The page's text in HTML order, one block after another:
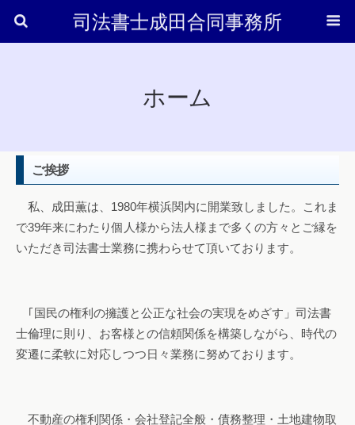
司法書士成田合同事務所
ホーム
ご挨拶
私、成田薫は、1980年横浜関内に開業致しました。これま
で39年来にわたり個人様から法人様まで多くの方々とご縁を
いただき司法書士業務に携わらせて頂いております。
｢国民の権利の擁護と公正な社会の実現をめざす」司法書
士倫理に則り、お客様との信頼関係を構築しながら、時代の
変遷に柔軟に対応しつつ日々業務に努めております。
不動産の権利関係・会社登記全般・債務整理・土地建物取